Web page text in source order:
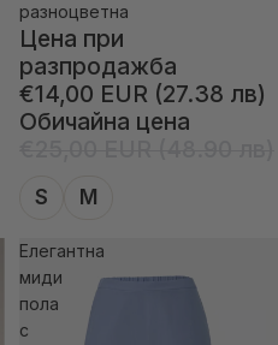
разноцветна
Цена при
разпродажба
€14,00 EUR (27.38 лв)
Обичайна цена
S M
Елегантна
миди
пола
с